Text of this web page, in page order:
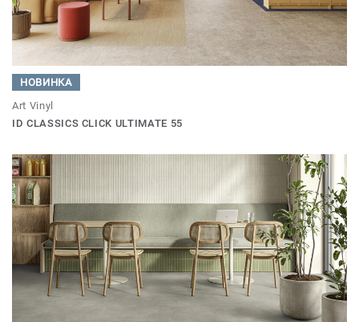
НОВИНКА
Art Vinyl
ID CLASSICS CLICK ULTIMATE 55